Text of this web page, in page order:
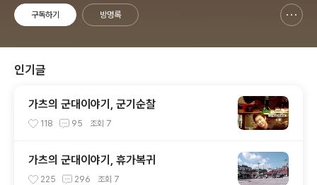
구독하기 방명록
인기글
가츠의 군대이야기, 군기순찰
118 95 조회 7
가츠의 군대이야기, 휴가복귀
225 296 조회 7